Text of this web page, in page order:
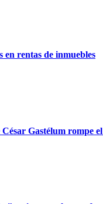
en rentas de inmuebles
Gastélum rompe